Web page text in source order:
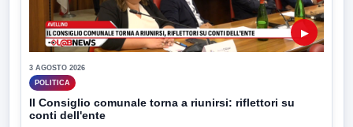
▶
3 AGOSTO 2026
POLITICA
Il Consiglio comunale torna a riunirsi: riflettori su
conti dell'ente